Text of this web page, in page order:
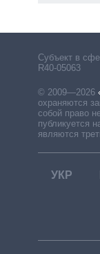
Субъект в
R40-05063
© 2009—2026
охраняются
собой право
публикуется
являются
УКР